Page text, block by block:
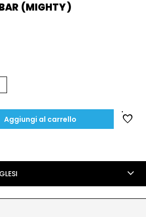
(MIGHTY)
Aggiungi al carrello favorite
keyboard_arrow_down